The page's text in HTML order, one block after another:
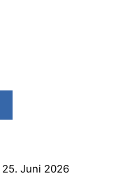
25. Juni 2026